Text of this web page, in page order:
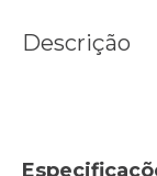
Descrição